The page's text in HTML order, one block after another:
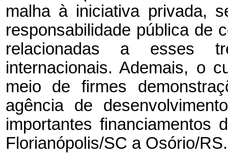
malha à iniciativa privada,
responsabilidade pública de
relacionadas a esses
internacionais. Ademais, o
meio de firmes
agência de
importantes financiamentos
Florianópolis/SC a Osório/RS.